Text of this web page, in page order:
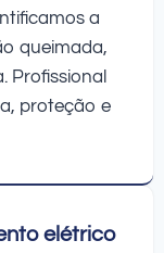
a
queimada,
Profissional
proteção e
elétrico